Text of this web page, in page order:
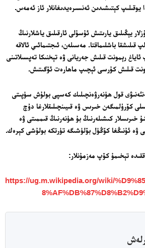
يوقىلىپ كېتىشىدىن ئەنسىرەيدىغانلار ئاز ئەمەس.
يېڭىلىق يارىتىش ئۇسۇلى ئارقىلىق ياشلارنىڭ
قىلىشقا باشلىماقتا. مەسىلەن، ئىجتىمائىي ئالاقە
ئاياغ رېمونت قىلىش جەريانى ۋە تېخنىكا تەپسىلاتىنى
قىلىش كۇرسى ئېچىپ ماھارەت ئۆگىتىش.
قول ھۈنەرۋەنچىلىك كەسپى بولۇش سۈپىتى
كۆرۈلمىگەن خىرىس ۋە قىيىنچىلىقلارغا دۇچ
خىرىسلار كىشىلەرنىڭ بۇ ھۈنەرنىڭ قىممىتى ۋە
ۋە ئۇنىڭغا كۆڭۈل بۆلۈشىگە تۈرتكە بولۇشى كېرەك.
تېخىمۇ كۆپ مەزمۇنلار:
https://ug.m.wikipedia.org/wiki/